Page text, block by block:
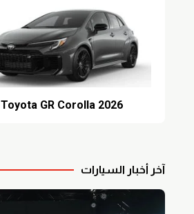
Toyota GR Corolla 2026
آخر أخبار السيارات